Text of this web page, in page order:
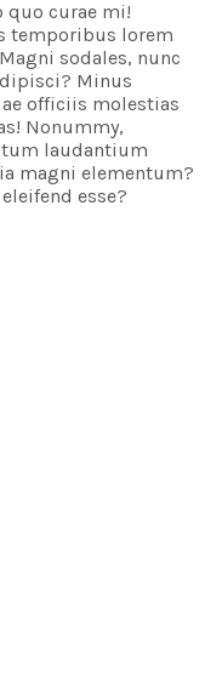
quo curae mi!
temporibus lorem
sodales, nunc
Minus
officiis molestias
Nonummy,
laudantium
magni elementum?
esse?